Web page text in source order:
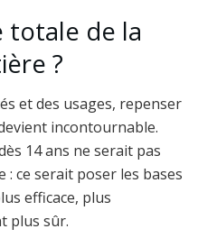
totale de la
?
et des usages, repenser
incontournable.
14 ans ne serait pas
: ce serait poser les bases
efficace, plus
plus sûr.